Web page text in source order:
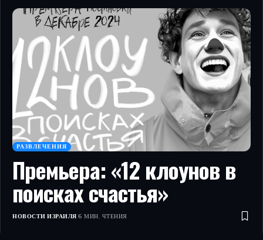
РАЗВЛЕЧЕНИЯ
Премьера: «12 клоунов в
поисках счастья»
НОВОСТИ ИЗРАИЛЯ 6 МИН. ЧТЕНИЯ